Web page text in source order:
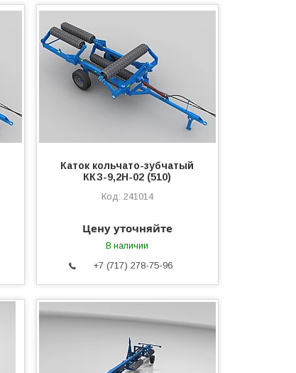
Каток кольчато-зубчатый
ККЗ-9,2Н-02 (510)
241014
Цену уточняйте
В наличии
+7 (717) 278-75-96